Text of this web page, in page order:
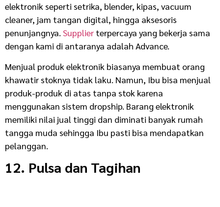
elektronik seperti setrika, blender, kipas, vacuum
cleaner, jam tangan digital, hingga aksesoris
penunjangnya. Supplier terpercaya yang bekerja sama
dengan kami di antaranya adalah Advance.
Menjual produk elektronik biasanya membuat orang
khawatir stoknya tidak laku. Namun, Ibu bisa menjual
produk-produk di atas tanpa stok karena
menggunakan sistem dropship. Barang elektronik
memiliki nilai jual tinggi dan diminati banyak rumah
tangga muda sehingga Ibu pasti bisa mendapatkan
pelanggan.
12. Pulsa dan Tagihan